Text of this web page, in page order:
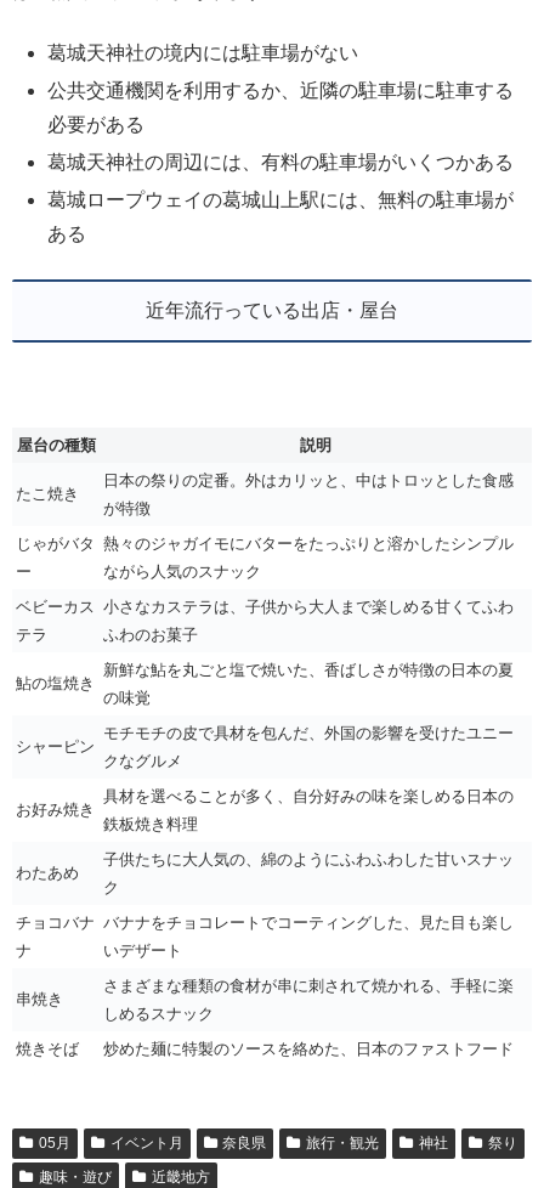
葛城天神社の境内には駐車場がない
公共交通機関を利用するか、近隣の駐車場に駐車する
必要がある
葛城天神社の周辺には、有料の駐車場がいくつかある
葛城ロープウェイの葛城山上駅には、無料の駐車場が
ある
近年流行っている出店・屋台
屋台の種類 説明
たこ焼き
日本の祭りの定番。外はカリッと、中はトロッとした食感
が特徴
じゃがバタ
ー
熱々のジャガイモにバターをたっぷりと溶かしたシンプル
ながら人気のスナック
ベビーカス
テラ
小さなカステラは、子供から大人まで楽しめる甘くてふわ
ふわのお菓子
鮎の塩焼き
新鮮な鮎を丸ごと塩で焼いた、香ばしさが特徴の日本の夏
の味覚
シャーピン
モチモチの皮で具材を包んだ、外国の影響を受けたユニー
クなグルメ
お好み焼き
具材を選べることが多く、自分好みの味を楽しめる日本の
鉄板焼き料理
わたあめ
子供たちに大人気の、綿のようにふわふわした甘いスナッ
ク
チョコバナ
ナ
バナナをチョコレートでコーティングした、見た目も楽し
いデザート
串焼き
さまざまな種類の食材が串に刺されて焼かれる、手軽に楽
しめるスナック
焼きそば
炒めた麺に特製のソースを絡めた、日本のファストフード
05月 イベント月 奈良県 旅行・観光 神社
祭り
趣味・遊び
近畿地方